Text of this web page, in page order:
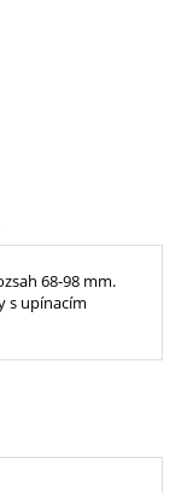
68-98 mm.
s upínacím